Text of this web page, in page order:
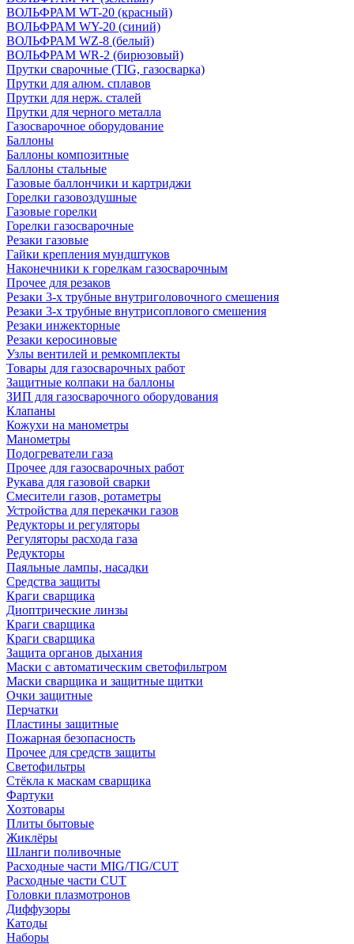
ВОЛЬФРАМ WT-20 (красный)
ВОЛЬФРАМ WY-20 (синий)
ВОЛЬФРАМ WZ-8 (белый)
ВОЛЬФРАМ WR-2 (бирюзовый)
Прутки сварочные (TIG, газосварка)
Прутки для алюм. сплавов
Прутки для нерж. сталей
Прутки для черного металла
Газосварочное оборудование
Баллоны
Баллоны композитные
Баллоны стальные
Газовые баллончики и картриджи
Горелки газовоздушные
Газовые горелки
Горелки газосварочные
Резаки газовые
Гайки крепления мундштуков
Наконечники к горелкам газосварочным
Прочее для резаков
Резаки 3-х трубные внутриголовочного смешения
Резаки 3-х трубные внутрисоплового смешения
Резаки инжекторные
Резаки керосиновые
Узлы вентилей и ремкомплекты
Товары для газосварочных работ
Защитные колпаки на баллоны
ЗИП для газосварочного оборудования
Клапаны
Кожухи на манометры
Манометры
Подогреватели газа
Прочее для газосварочных работ
Рукава для газовой сварки
Смесители газов, ротаметры
Устройства для перекачки газов
Редукторы и регуляторы
Регуляторы расхода газа
Редукторы
Паяльные лампы, насадки
Средства защиты
Краги сварщика
Диоптрические линзы
Краги сварщика
Краги сварщика
Защита органов дыхания
Маски с автоматическим светофильтром
Маски сварщика и защитные щитки
Очки защитные
Перчатки
Пластины защитные
Пожарная безопасность
Прочее для средств защиты
Светофильтры
Стёкла к маскам сварщика
Фартуки
Хозтовары
Плиты бытовые
Жиклёры
Шланги поливочные
Расходные части MIG/TIG/CUT
Расходные части CUT
Головки плазмотронов
Диффузоры
Катоды
Наборы